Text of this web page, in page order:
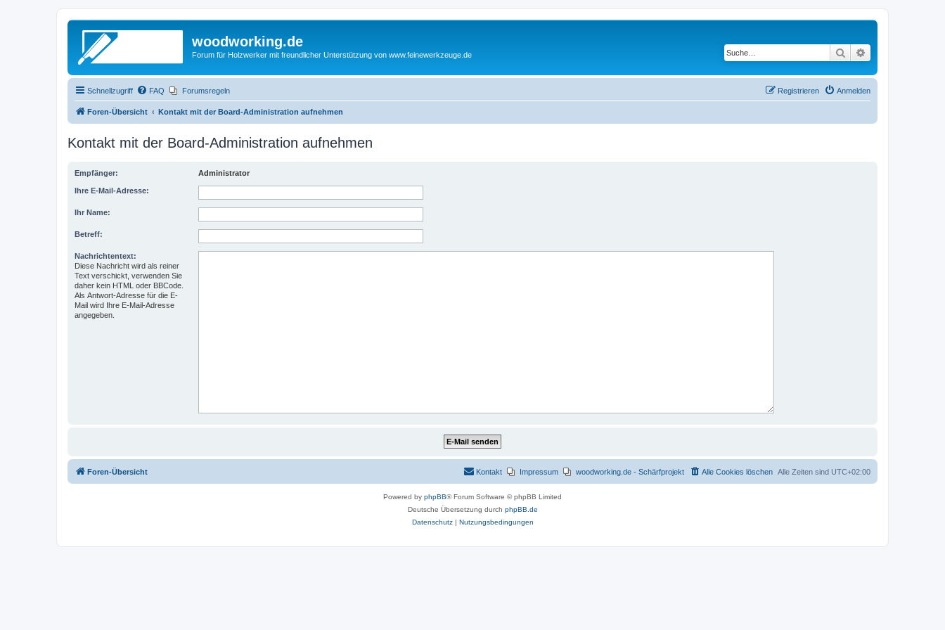
woodworking.de
Forum für Holzwerker mit freundlicher Unterstützung von www.feinewerkzeuge.de Suche
Schnellzugriff FAQ Forumsregeln Anmelden
Registrieren
Foren-Übersicht Kontakt mit der Board-Administration aufnehmen
Kontakt mit der Board-Administration aufnehmen
Empfänger: Administrator
Ihre E-Mail-Adresse:
Ihr Name:
Betreff:
Nachrichtentext:
Diese Nachricht wird als reiner
Text verschickt, verwenden Sie
daher kein HTML oder BBCode.
Als Antwort-Adresse für die E-
Mail wird Ihre E-Mail-Adresse
angegeben.
Foren-Übersicht Alle Zeiten sind UTC+02:00
Alle Cookies löschen
woodworking.de - Schärfprojekt
Impressum
Kontakt
Powered by phpBB® Forum Software © phpBB Limited
Deutsche Übersetzung durch phpBB.de
Datenschutz| Nutzungsbedingungen